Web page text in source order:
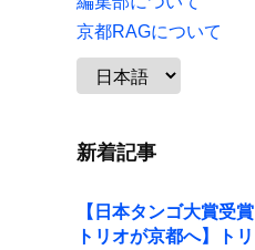
京都RAGについて
新着記事
【日本タンゴ大賞受賞
トリオが京都へ】トリ